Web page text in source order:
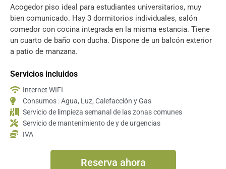
Acogedor piso ideal para estudiantes universitarios, muy
bien comunicado. Hay 3 dormitorios individuales, salón
comedor con cocina integrada en la misma estancia. Tiene
un cuarto de baño con ducha. Dispone de un balcón exterior
a patio de manzana.
Servicios incluidos
Internet WIFI
Consumos : Agua, Luz, Calefacción y Gas
Servicio de limpieza semanal de las zonas comunes
Servicio de mantenimiento de y de urgencias
IVA
Reserva ahora